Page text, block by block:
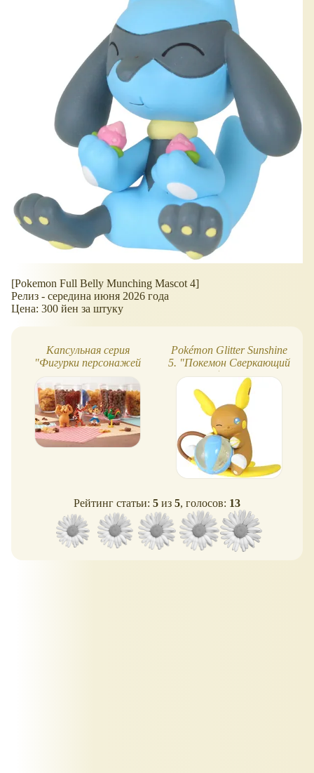
[Pokemon Full Belly Munching Mascot 4]
Релиз - середина июня 2026 года
Цена: 300 йен за штуку
Капсульная серия
"Фигурки персонажей
Pokémon Glitter Sunshine
5. "Покемон Сверкающий
солнечный свет", серия 5
Рейтинг статьи: 5 из 5, голосов: 13